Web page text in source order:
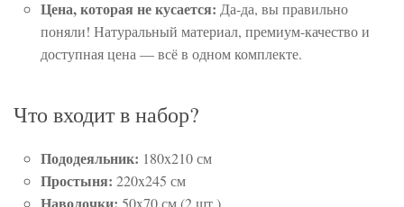
Цена, которая не кусается: Да-да, вы правильно
поняли! Натуральный материал, премиум-качество и
доступная цена — всё в одном комплекте.
Что входит в набор?
Пододеяльник: 180x210 см
Простыня: 220x245 см
Наволочки: 50x70 см (2 шт.)